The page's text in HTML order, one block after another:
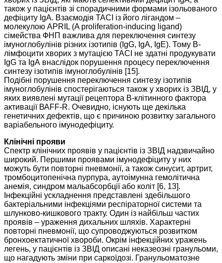
також у пацієнтів зі спорадичними формами ізольованого
дефіциту ІgА. Взаємодія ТАСІ із його лігандом –
молекулою АPRIL (A proliferation-inducing ligand)
сімейства ФНП важлива для переключення синтезу
імуноглобулінів різних ізотипів (ІgG, IgА, IgЕ). Тому В-
лімфоцити хворих з мутацією ТАСІ не здатні продукувати
ІgG та ІgА внаслідок порушення процесу переключення
синтезу ізотипів імуноглобулінів [15].
Подібні порушення переключення синтезу ізотипів
імуноглобулінів спостерігаються також у хворих із ЗВІД, у
яких виявлені мутації рецептора В-клітинного фактора
активації ВАFF-R. Очевидно, існують ще декілька
генетичних дефектів, що є причиною розвитку загального
варіабельного імунодефіциту.
Клінічні прояви
Спектр клінічних проявів у пацієнтів із ЗВІД надзвичайно
широкий. Першими проявами імунодефіциту у них
можуть бути повторні пневмонії, а також синусит, артрит,
тромбоцитопенічна пурпура, аутоімунна гемолітична
анемія, синдром мальабсорбції або коліт [6, 13].
Інфекційні ускладнення представлені здебільшого
бактеріальними інфекціями респіраторної системи та
шлунково-кишкового тракту. Один із найбільш частих
проявів – ураження дихальних шляхів. Характерні
повторні пневмонії, що супроводжуються розвитком
бронхоектатичної хвороби. Окрім інфекційних уражень
легень, у пацієнтів із ЗВІД описані неказеозні гранульоми,
що нагадують зміни при саркоїдозі. Гранульоматозне